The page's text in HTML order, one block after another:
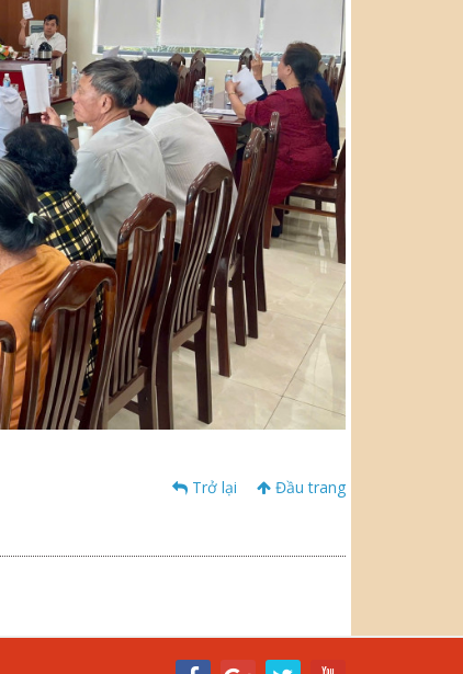
Trở lại Đầu trang